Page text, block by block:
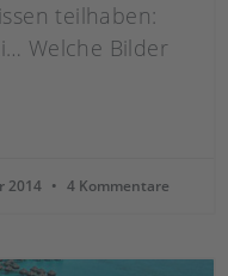
teilhaben:
Welche Bilder
2014 4 Kommentare